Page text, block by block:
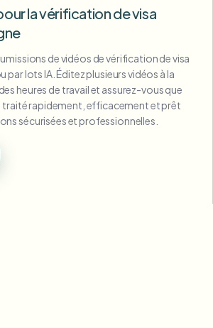
la vérification de visa
de vidéos de vérification de visa
par lots IA. Éditez plusieurs vidéos à la
heures de travail et assurez-vous que
traité rapidement, efficacement et prêt
sécurisées et professionnelles.